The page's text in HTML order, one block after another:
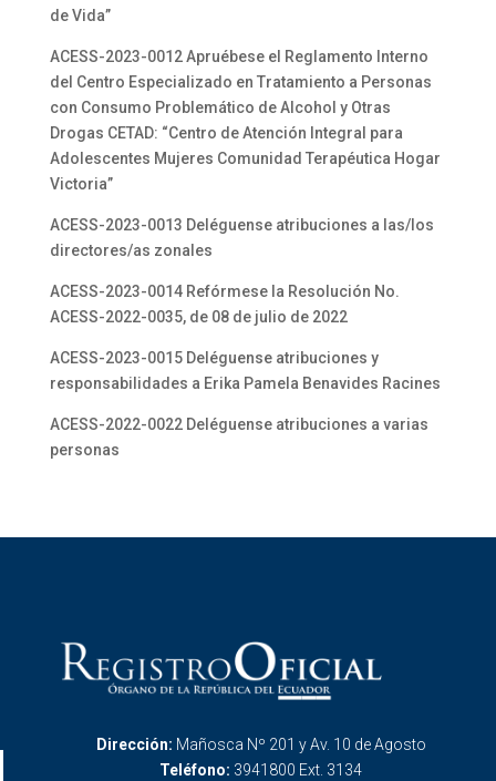
de Vida”
ACESS-2023-0012 Apruébese el Reglamento Interno
del Centro Especializado en Tratamiento a Personas
con Consumo Problemático de Alcohol y Otras
Drogas CETAD: “Centro de Atención Integral para
Adolescentes Mujeres Comunidad Terapéutica Hogar
Victoria”
ACESS-2023-0013 Deléguense atribuciones a las/los
directores/as zonales
ACESS-2023-0014 Refórmese la Resolución No.
ACESS-2022-0035, de 08 de julio de 2022
ACESS-2023-0015 Deléguense atribuciones y
responsabilidades a Erika Pamela Benavides Racines
ACESS-2022-0022 Deléguense atribuciones a varias
personas
Dirección: Mañosca Nº 201 y Av. 10 de Agosto
Teléfono: 3941800 Ext. 3134